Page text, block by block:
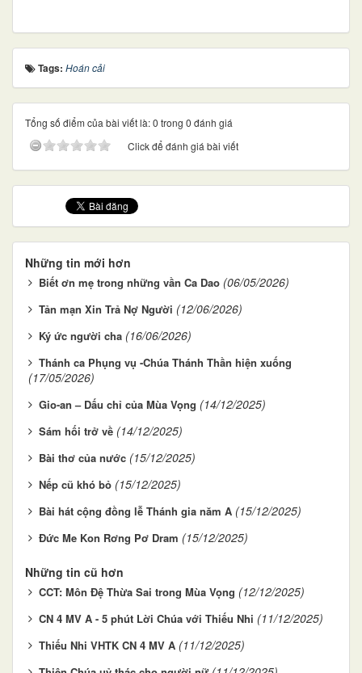
Tags: Hoán cải
Tổng số điểm của bài viết là: 0 trong 0 đánh giá
Click để đánh giá bài viết
Những tin mới hơn
Biết ơn mẹ trong những vần Ca Dao (06/05/2026)
Tản mạn Xin Trả Nợ Người (12/06/2026)
Ký ức người cha (16/06/2026)
Thánh ca Phụng vụ -Chúa Thánh Thần hiện xuống
(17/05/2026)
Gio-an – Dấu chỉ của Mùa Vọng (14/12/2025)
Sám hối trở về (14/12/2025)
Bài thơ của nước (15/12/2025)
Nếp cũ khó bỏ (15/12/2025)
Bài hát cộng đồng lễ Thánh gia năm A (15/12/2025)
Đức Me Kon Rơng Pơ Dram (15/12/2025)
Những tin cũ hơn
CCT: Môn Đệ Thừa Sai trong Mùa Vọng (12/12/2025)
CN 4 MV A - 5 phút Lời Chúa với Thiếu Nhi (11/12/2025)
Thiếu Nhi VHTK CN 4 MV A (11/12/2025)